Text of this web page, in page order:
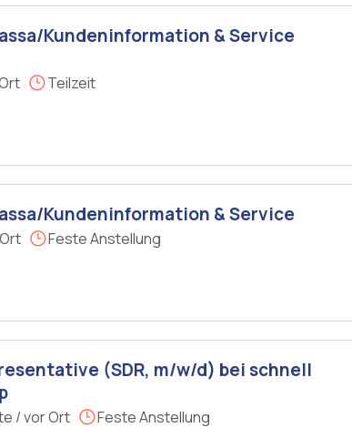
Kundeninformation & Service
Teilzeit
Kundeninformation & Service
Feste Anstellung
(SDR, m/w/d) bei schnell
/ vor Ort Feste Anstellung